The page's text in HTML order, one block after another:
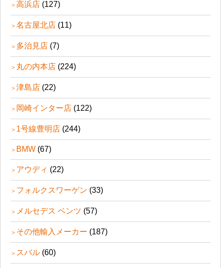
高浜店 (127)
名古屋北店 (11)
多治見店 (7)
丸の内本店 (224)
津島店 (22)
岡崎インター店 (122)
1号線豊明店 (244)
BMW (67)
アウディ (22)
フォルクスワーゲン (33)
メルセデス ベンツ (57)
その他輸入メーカー (187)
スバル (60)